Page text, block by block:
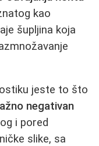
kao
šupljina koja
jeste to što
lažno negativan
i pored
slike, sa